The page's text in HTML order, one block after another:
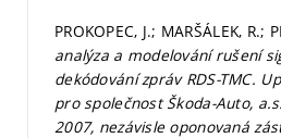
PROKOPEC, J.; MARŠÁLEK, R.;
analýza a modelování rušení
dekódování zpráv RDS-TMC.
pro společnost Škoda-Auto,
2007, nezávisle oponovaná